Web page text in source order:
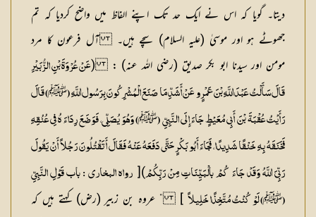
دیتا۔ گویا کہ اس نے ایک حد تک اپنے الفاظ میں واضح کردیا کہ تم
جھوٹے ہو اور موسیٰ (علیہ السلام) سچے ہیں۔آل فرعون کا مرد
مومن اور سیدنا ابو بکر صدیق (رضی اللہ عنہ) : (عَنْ عُرْوَۃَ بْنِ الزُّبَیْرِ
قَالَ سَأَلْتُ عَبْدَ اللَّہِ بْنَ عَمْرٍو عَنْ أَشَدِّ مَا صَنَعَ الْمُشْرِکُونَ بِرَسُول اللَّہِ (ﷺ) قَالَ
رَأَیْتُ عُقْبَۃَ بْنَ أَبِی مُعَیْطٍ جَاءَ إِلَی النَّبِیِّ (ﷺ) وَہُوَ یُصَلِّی، فَوَضَعَ رِدَاءَ ہُ فِی عُنُقِہِ
فَخَنَقَہُ بِہِ خَنْقًا شَدِیدًا، فَجَاءَ أَبُو بَکْرٍ حَتَّی دَفَعَہُ عَنْہُ فَقَالَ أَتَقْتُلُونَ رَجُلاً أَنْ یَقُولَ
رَبِّیَ اللَّہُ وَقَدْ جَاءَ کُمْ بالْبَیِّنَاتِ مِنْ رَبِّکُمْ)[رواہ البخاری : باب قَوْلِ النَّبِیِّ
(ﷺ) لَوْ کُنْتُ مُتَّخِذًا خَلِیلاً ] ” عروہ بن زبیر (رض) کہتے ہیں کہ